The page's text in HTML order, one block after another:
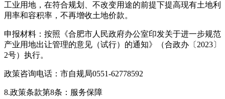
工业用地，在符合规划、不改变用途的前提下提高现有土地利
用率和容积率，不再增收土地价款。
申报材料：按照《合肥市人民政府办公室印发关于进一步规范
产业用地出让管理的意见（试行）的通知》（合政办〔2023〕
2号）执行。
政策咨询电话：市自规局0551-62778592
8.政策条款第8条：服务保障